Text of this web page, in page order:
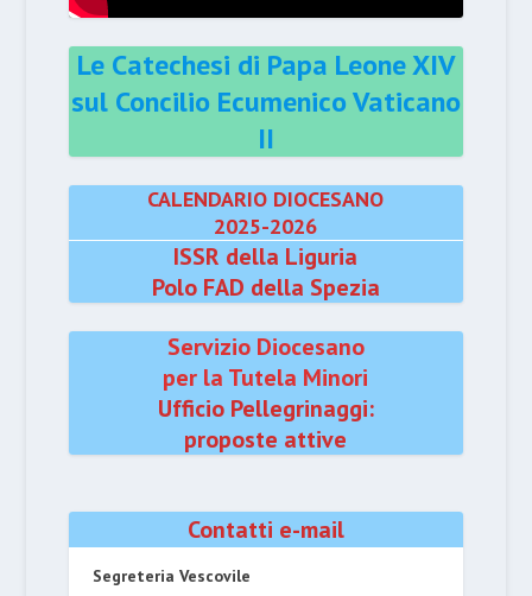
Le Catechesi di Papa Leone XIV
sul Concilio Ecumenico Vaticano
II
CALENDARIO DIOCESANO
2025-2026
ISSR della Liguria
Polo FAD della Spezia
Servizio Diocesano
per la Tutela Minori
Ufficio Pellegrinaggi:
proposte attive
Contatti e-mail
Segreteria Vescovile